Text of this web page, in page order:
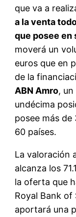
que va a
a la venta
que posee en
moverá un
euros que en
de la
ABN Amro,
undécima
posee más
60 países.
La valoración
alcanza los
la oferta que
Royal Bank
aportará una